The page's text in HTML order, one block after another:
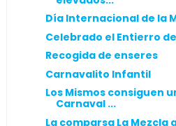
Día Internacional de la
Celebrado el Entierro
Recogida de enseres
Carnavalito Infantil
Los Mismos consiguen
Carnaval ...
La comparsa La Mezcla